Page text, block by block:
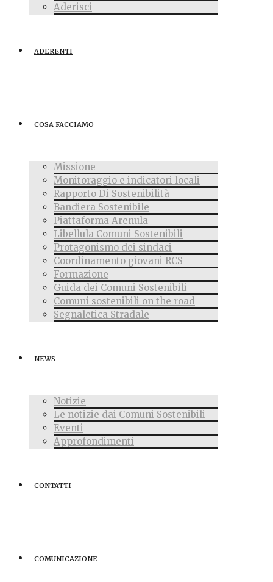
Aderisci
ADERENTI
COSA FACCIAMO
Missione
Monitoraggio e indicatori locali
Rapporto Di Sostenibilità
Bandiera Sostenibile
Piattaforma Arenula
Libellula Comuni Sostenibili
Protagonismo dei sindaci
Coordinamento giovani RCS
Formazione
Guida dei Comuni Sostenibili
Comuni sostenibili on the road
Segnaletica Stradale
NEWS
Notizie
Le notizie dai Comuni Sostenibili
Eventi
Approfondimenti
CONTATTI
COMUNICAZIONE